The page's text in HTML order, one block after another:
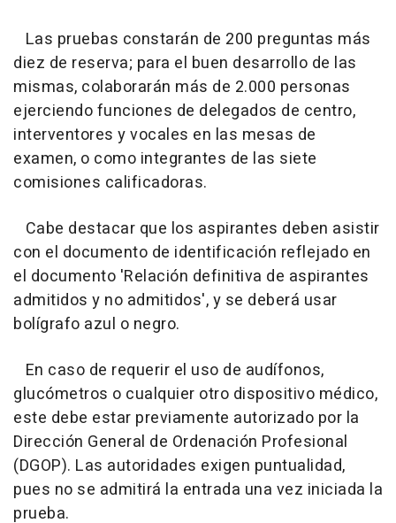
Las pruebas constarán de 200 preguntas más
diez de reserva; para el buen desarrollo de las
mismas, colaborarán más de 2.000 personas
ejerciendo funciones de delegados de centro,
interventores y vocales en las mesas de
examen, o como integrantes de las siete
comisiones calificadoras.
Cabe destacar que los aspirantes deben asistir
con el documento de identificación reflejado en
el documento 'Relación definitiva de aspirantes
admitidos y no admitidos', y se deberá usar
bolígrafo azul o negro.
En caso de requerir el uso de audífonos,
glucómetros o cualquier otro dispositivo médico,
este debe estar previamente autorizado por la
Dirección General de Ordenación Profesional
(DGOP). Las autoridades exigen puntualidad,
pues no se admitirá la entrada una vez iniciada la
prueba.